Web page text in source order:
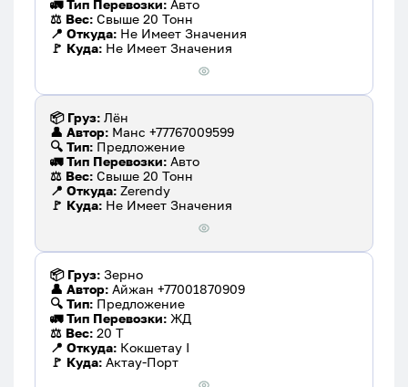
🚛 Тип Перевозки: Авто
⚖️ Вес: Свыше 20 Тонн
📍 Откуда: Не Имеет Значения
🚩 Куда: Не Имеет Значения
📦 Груз: Лён
👤 Автор: Манс +77767009599
🔍 Тип: Предложение
🚛 Тип Перевозки: Авто
⚖️ Вес: Свыше 20 Тонн
📍 Откуда: Zerendy
🚩 Куда: Не Имеет Значения
📦 Груз: Зерно
👤 Автор: Айжан +77001870909
🔍 Тип: Предложение
🚛 Тип Перевозки: ЖД
⚖️ Вес: 20 Т
📍 Откуда: Кокшетау I
🚩 Куда: Актау-Порт